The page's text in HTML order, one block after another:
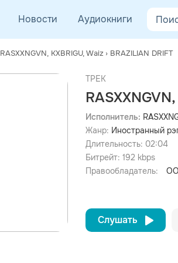
Новости Аудиокниги
RASXXNGVN, KXBRIGU, Waiz › BRAZILIAN DRIFT
ТРЕК
Исполнитель:
Жанр: Иностранный
Длительность: 02:04
Битрейт: 192 kbps
Правообладатель:
Слушать
просмотра рекламы
оформления подписки.
После просмотра Вы сможете скачать 3 файла
дополнительной рекламы!